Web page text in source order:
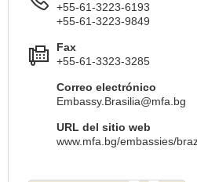
+55-61-3223-6193
+55-61-3223-9849
Fax
+55-61-3323-3285
Correo electrónico
Embassy.Brasilia@mfa.bg
URL del sitio web
www.mfa.bg/embassies/